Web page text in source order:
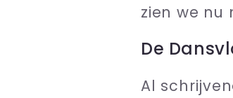
zien we
De
Al